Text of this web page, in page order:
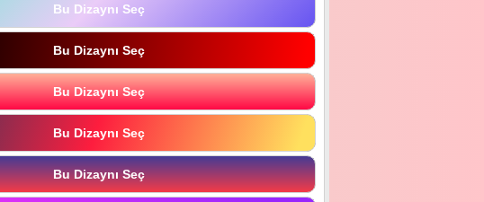
Bu Dizaynı Seç
Bu Dizaynı Seç
Bu Dizaynı Seç
Bu Dizaynı Seç
Bu Dizaynı Seç